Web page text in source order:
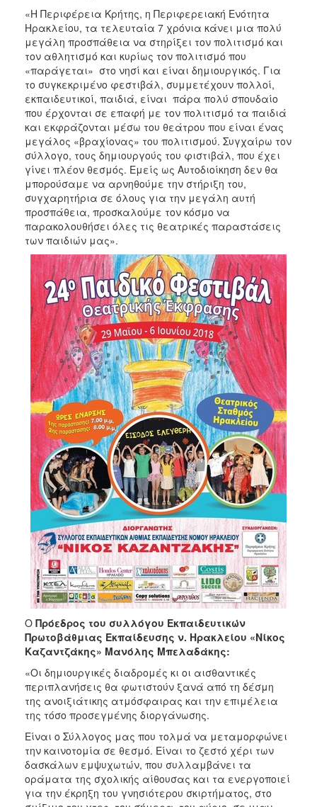
«Η Περιφέρεια Κρήτης, η Περιφερειακή Ενότητα
Ηρακλείου, τα τελευταία 7 χρόνια κάνει μια πολύ
μεγάλη προσπάθεια να στηρίξει τον πολιτισμό και
τον αθλητισμό και κυρίως τον πολιτισμό που
«παράγεται» στο νησί και είναι δημιουργικός. Για
το συγκεκριμένο φεστιβάλ, συμμετέχουν πολλοί,
εκπαιδευτικοί, παιδιά, είναι πάρα πολύ σπουδαίο
που έρχονται σε επαφή με τον πολιτισμό τα παιδιά
και εκφράζονται μέσω του θεάτρου που είναι ένας
μεγάλος «βραχίονας» του πολιτισμού. Συγχαίρω τον
σύλλογο, τους δημιουργούς του φιστιβάλ, που έχει
γίνει πλέον θεσμός. Εμείς ως Αυτοδιοίκηση δεν θα
μπορούσαμε να αρνηθούμε την στήριξη του,
συγχαρητήρια σε όλους για την μεγάλη αυτή
προσπάθεια, προσκαλούμε τον κόσμο να
παρακολουθήσει όλες τις θεατρικές παραστάσεις
των παιδιών μας».
Ο Πρόεδρος του συλλόγου Εκπαιδευτικών
Πρωτοβάθμιας Εκπαίδευσης ν. Ηρακλείου «Νίκος
Καζαντζάκης» Μανόλης Μπελαδάκης:
«Οι δημιουργικές διαδρομές κι οι αισθαντικές
περιπλανήσεις θα φωτιστούν ξανά από τη δέσμη
της ανοιξιάτικης ατμόσφαιρας και την επιμέλεια
της τόσο προσεγμένης διοργάνωσης.
Είναι ο Σύλλογος μας που τολμά να μεταμορφώνει
την καινοτομία σε θεσμό. Είναι το ζεστό χέρι των
δασκάλων εμψυχωτών, που συλλαμβάνει τα
οράματα της σχολικής αίθουσας και τα ενεργοποιεί
για την έκρηξη του γνησιότερου σκιρτήματος, στο